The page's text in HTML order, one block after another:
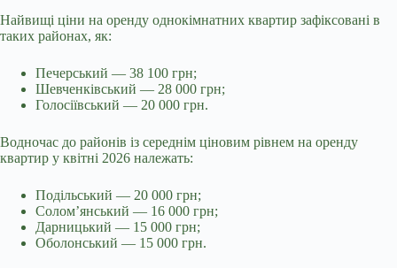
Найвищі ціни на оренду однокімнатних квартир зафіксовані в
таких районах, як:
Печерський — 38 100 грн;
Шевченківський — 28 000 грн;
Голосіївський — 20 000 грн.
Водночас до районів із середнім ціновим рівнем на оренду
квартир у квітні 2026 належать:
Подільський — 20 000 грн;
Солом’янський — 16 000 грн;
Дарницький — 15 000 грн;
Оболонський — 15 000 грн.